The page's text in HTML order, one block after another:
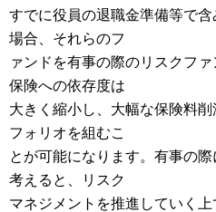
すでに役員の退職金準備等で
場合、それらのフ
ァンドを有事の際のリスクファ
保険への依存度は
大きく縮小し、大幅な保険料
フォリオを組むこ
とが可能になります。有事の
考えると、リスク
マネジメントを推進していく